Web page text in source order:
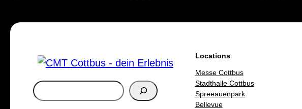
S
u
Locations
Messe Cottbus
Stadthalle Cottbus
Spreeauenpark
Bellevue